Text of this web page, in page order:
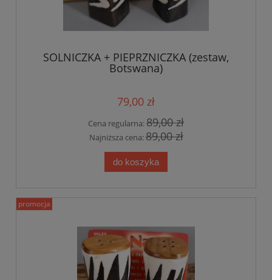
SOLNICZKA + PIEPRZNICZKA (zestaw,
Botswana)
79,00 zł
Cena regularna:89,00 zł
Najniższa cena:89,00 zł
do koszyka
promocja